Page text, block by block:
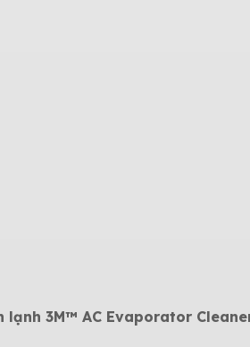
lạnh 3M™ AC Evaporator